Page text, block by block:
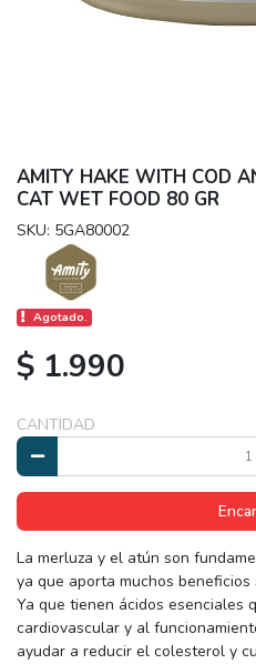
AMITY HAKE WITH COD
CAT WET FOOD 80 GR
SKU: 5GA80002
Agotado.
$ 1.990
CANTIDAD
La merluza y el atún son
ya que aporta muchos
Ya que tienen ácidos esenciales
cardiovascular y al
ayudar a reducir el colesterol y